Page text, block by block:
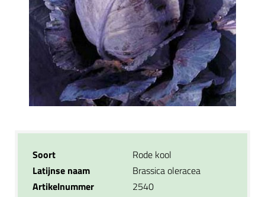
Soort
Rode kool
Latijnse naam
Brassica oleracea
Artikelnummer
2540